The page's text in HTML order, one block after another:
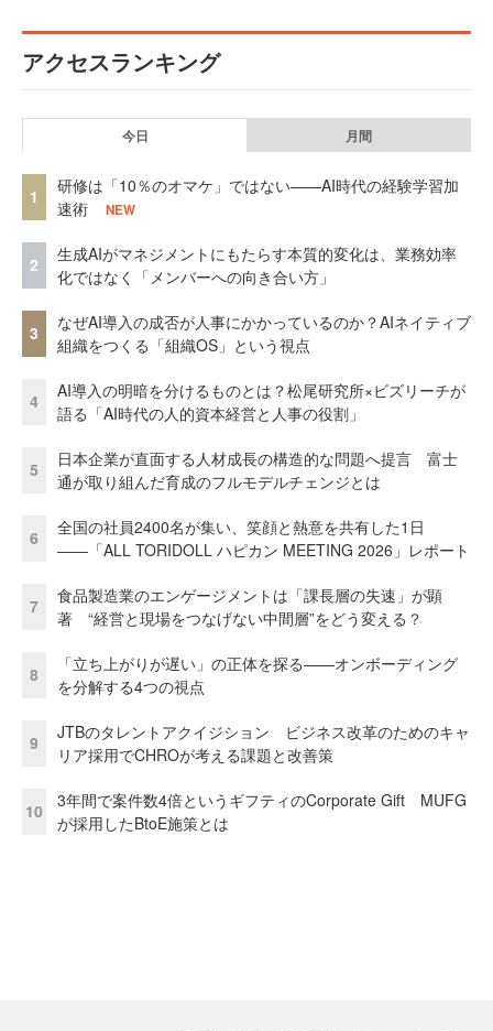
アクセスランキング
今日 月間
1
研修は「10％のオマケ」ではない——AI時代の経験学習加
速術
NEW
2
生成AIがマネジメントにもたらす本質的変化は、業務効率
化ではなく「メンバーへの向き合い方」
3
なぜAI導入の成否が人事にかかっているのか？AIネイティブ
組織をつくる「組織OS」という視点
4
AI導入の明暗を分けるものとは？松尾研究所×ビズリーチが
語る「AI時代の人的資本経営と人事の役割」
5
日本企業が直面する人材成長の構造的な問題へ提言 富士
通が取り組んだ育成のフルモデルチェンジとは
6
全国の社員2400名が集い、笑顔と熱意を共有した1日
――「ALL TORIDOLL ハピカン MEETING 2026」レポート
7
食品製造業のエンゲージメントは「課長層の失速」が顕
著 “経営と現場をつなげない中間層”をどう変える？
8
「立ち上がりが遅い」の正体を探る——オンボーディング
を分解する4つの視点
9
JTBのタレントアクイジション ビジネス改革のためのキャ
リア採用でCHROが考える課題と改善策
10
3年間で案件数4倍というギフティのCorporate Gift MUFG
が採用したBtoE施策とは